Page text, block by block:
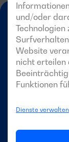
und/oder
Website
nicht erteilen
Funktionen
Dienste verwalten
DAGARTECH
DE